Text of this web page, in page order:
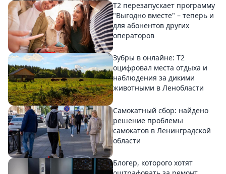
Т2 перезапускает программу
"Выгодно вместе" – теперь и
для абонентов других
операторов
Зубры в онлайне: Т2
оцифровал места отдыха и
наблюдения за дикими
животными в Ленобласти
Самокатный сбор: найдено
решение проблемы
самокатов в Ленинградской
области
Блогер, которого хотят